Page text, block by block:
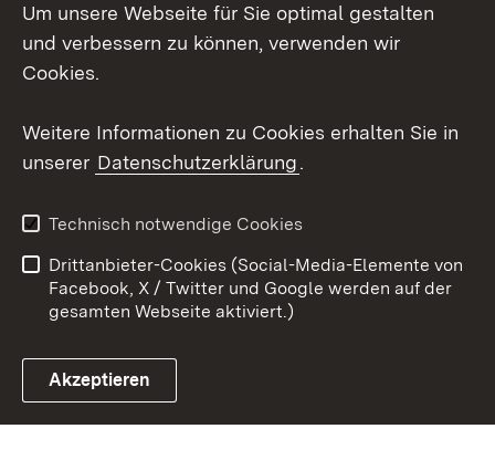
Social Wall
Youtube
Link zum Landesportal
Kontakt
Datenschutz
Barrierefreiheit
Impressum Cookies
Um unsere Webseite für Sie optimal gestalten
und verbessern zu können, verwenden wir
Cookies.
Weitere Informationen zu Cookies erhalten Sie in
unserer Datenschutzerklärung.
Technisch notwendige Cookies
Drittanbieter-Cookies (Social-Media-Elemente von
Facebook, X / Twitter und Google werden auf der
gesamten Webseite aktiviert.)
Akzeptieren